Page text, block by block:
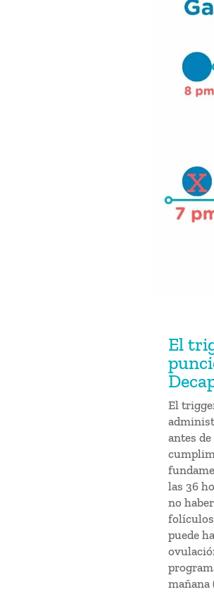
El
El
antes
las 36
no
puede
mañana